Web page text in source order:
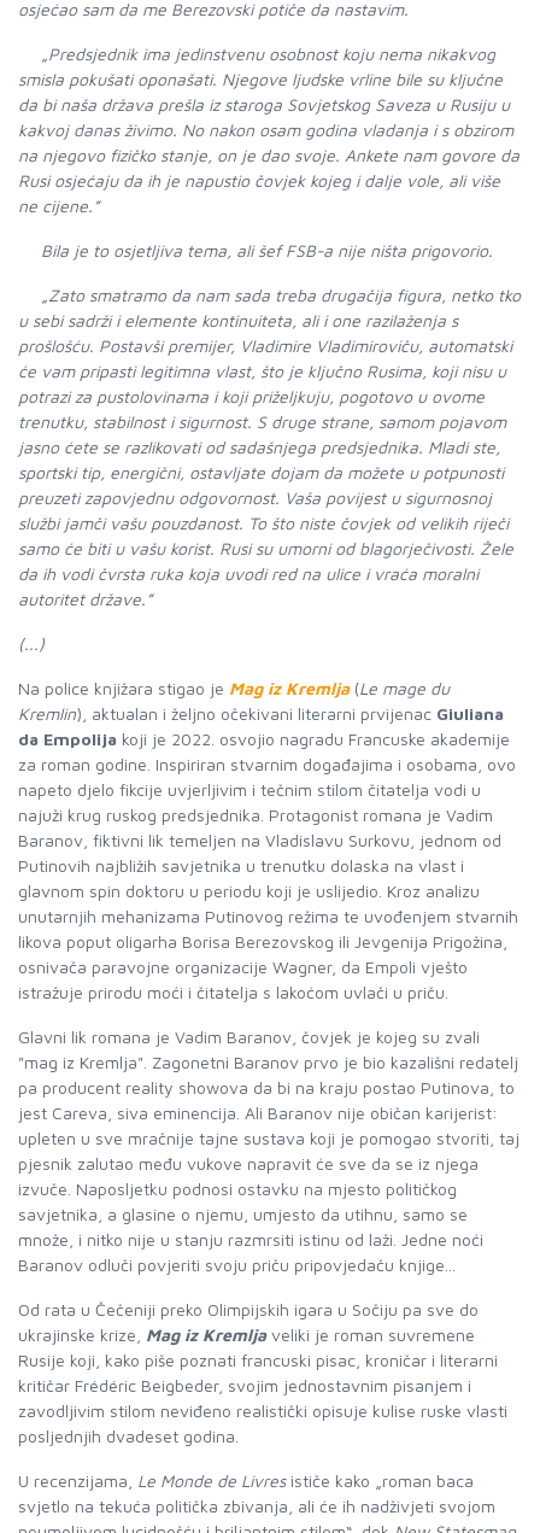
osjećao sam da me Berezovski potiče da nastavim.
„Predsjednik ima jedinstvenu osobnost koju nema nikakvog
smisla pokušati oponašati. Njegove ljudske vrline bile su ključne
da bi naša država prešla iz staroga Sovjetskog Saveza u Rusiju u
kakvoj danas živimo. No nakon osam godina vladanja i s obzirom
na njegovo fizičko stanje, on je dao svoje. Ankete nam govore da
Rusi osjećaju da ih je napustio čovjek kojeg i dalje vole, ali više
ne cijene.”
Bila je to osjetljiva tema, ali šef FSB-a nije ništa prigovorio.
„Zato smatramo da nam sada treba drugačija figura, netko tko
u sebi sadrži i elemente kontinuiteta, ali i one razilaženja s
prošlošću. Postavši premijer, Vladimire Vladimiroviču, automatski
će vam pripasti legitimna vlast, što je ključno Rusima, koji nisu u
potrazi za pustolovinama i koji priželjkuju, pogotovo u ovome
trenutku, stabilnost i sigurnost. S druge strane, samom pojavom
jasno ćete se razlikovati od sadašnjega predsjednika. Mladi ste,
sportski tip, energični, ostavljate dojam da možete u potpunosti
preuzeti zapovjednu odgovornost. Vaša povijest u sigurnosnoj
službi jamči vašu pouzdanost. To što niste čovjek od velikih riječi
samo će biti u vašu korist. Rusi su umorni od blagorječivosti. Žele
da ih vodi čvrsta ruka koja uvodi red na ulice i vraća moralni
autoritet države.”
(...)
Na police knjižara stigao je Mag iz Kremlja (Le mage du
Kremlin), aktualan i željno očekivani literarni prvijenac Giuliana
da Empolija koji je 2022. osvojio nagradu Francuske akademije
za roman godine. Inspiriran stvarnim događajima i osobama, ovo
napeto djelo fikcije uvjerljivim i tečnim stilom čitatelja vodi u
najuži krug ruskog predsjednika. Protagonist romana je Vadim
Baranov, fiktivni lik temeljen na Vladislavu Surkovu, jednom od
Putinovih najbližih savjetnika u trenutku dolaska na vlast i
glavnom spin doktoru u periodu koji je uslijedio. Kroz analizu
unutarnjih mehanizama Putinovog režima te uvođenjem stvarnih
likova poput oligarha Borisa Berezovskog ili Jevgenija Prigožina,
osnivača paravojne organizacije Wagner, da Empoli vješto
istražuje prirodu moći i čitatelja s lakoćom uvlači u priču.
Glavni lik romana je Vadim Baranov, čovjek je kojeg su zvali
"mag iz Kremlja". Zagonetni Baranov prvo je bio kazališni redatelj
pa producent reality showova da bi na kraju postao Putinova, to
jest Careva, siva eminencija. Ali Baranov nije običan karijerist:
upleten u sve mračnije tajne sustava koji je pomogao stvoriti, taj
pjesnik zalutao među vukove napravit će sve da se iz njega
izvuče. Naposljetku podnosi ostavku na mjesto političkog
savjetnika, a glasine o njemu, umjesto da utihnu, samo se
množe, i nitko nije u stanju razmrsiti istinu od laži. Jedne noći
Baranov odluči povjeriti svoju priču pripovjedaču knjige...
Od rata u Čečeniji preko Olimpijskih igara u Sočiju pa sve do
ukrajinske krize, Mag iz Kremljaveliki je roman suvremene
Rusije koji, kako piše poznati francuski pisac, kroničar i literarni
kritičar Frédéric Beigbeder, svojim jednostavnim pisanjem i
zavodljivim stilom neviđeno realistički opisuje kulise ruske vlasti
posljednjih dvadeset godina.
U recenzijama, Le Monde de Livresističe kako „roman baca
svjetlo na tekuća politička zbivanja, ali će ih nadživjeti svojom